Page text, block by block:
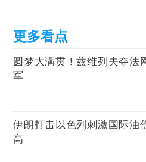
圆梦大满贯！兹维列夫夺法
军
伊朗打击以色列刺激国际油
高